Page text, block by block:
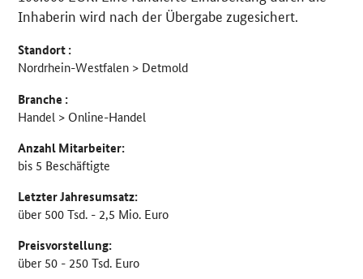
Inhaberin wird nach der Übergabe zugesichert.
Standort :
Nordrhein-Westfalen > Detmold
Branche :
Handel > Online-Handel
Anzahl Mitarbeiter:
bis 5 Beschäftigte
Letzter Jahresumsatz:
über 500 Tsd. - 2,5 Mio. Euro
Preisvorstellung:
über 50 - 250 Tsd. Euro